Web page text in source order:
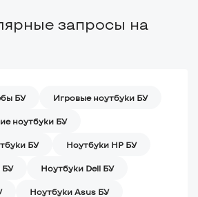
запросы на
БУ Игровые ноутбуки БУ
ноутбуки БУ
БУ Ноутбуки HP БУ
БУ Ноутбуки Dell БУ
Ноутбуки Asus БУ